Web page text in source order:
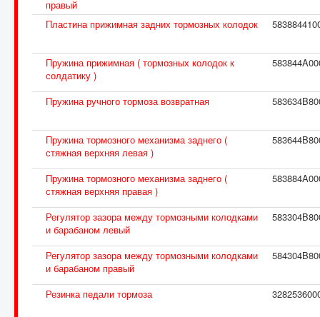
правый
Пластина прижимная задних тормозных колодок
Пружина прижимная ( тормозных колодок к
солдатику )
Пружина ручного тормоза возвратная
Пружина тормозного механизма заднего (
стяжная верхняя левая )
Пружина тормозного механизма заднего (
стяжная верхняя правая )
Регулятор зазора между тормозными колодками
и барабаном левый
Регулятор зазора между тормозными колодками
и барабаном правый
Резинка педали тормоза